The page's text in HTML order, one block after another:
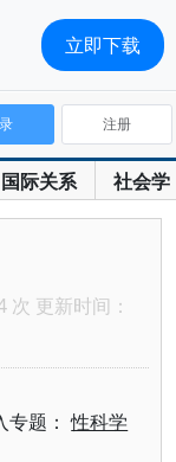
国际关系 社会学
注册
更新时间：
专题：性科学
立即下载